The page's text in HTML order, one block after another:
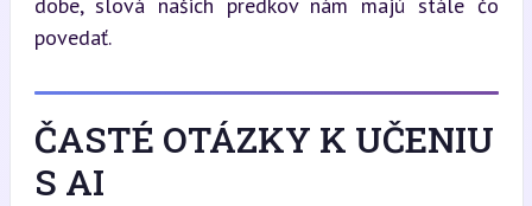
povedať.
ČASTÉ OTÁZKY K UČENIU
S AI